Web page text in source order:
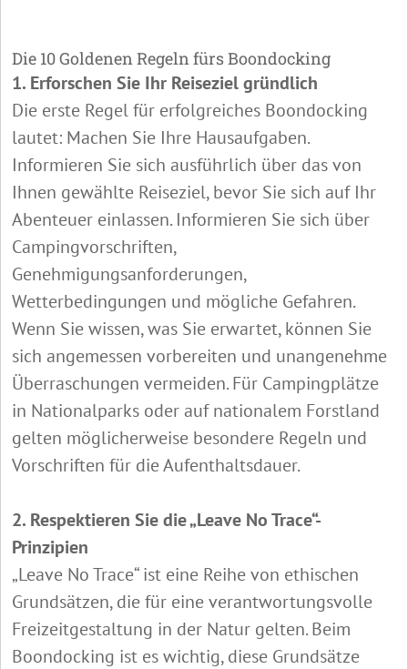
Die 10 Goldenen Regeln fürs Boondocking
1. Erforschen Sie Ihr Reiseziel gründlich
Die erste Regel für erfolgreiches Boondocking
lautet: Machen Sie Ihre Hausaufgaben.
Informieren Sie sich ausführlich über das von
Ihnen gewählte Reiseziel, bevor Sie sich auf Ihr
Abenteuer einlassen. Informieren Sie sich über
Campingvorschriften,
Genehmigungsanforderungen,
Wetterbedingungen und mögliche Gefahren.
Wenn Sie wissen, was Sie erwartet, können Sie
sich angemessen vorbereiten und unangenehme
Überraschungen vermeiden. Für Campingplätze
in Nationalparks oder auf nationalem Forstland
gelten möglicherweise besondere Regeln und
Vorschriften für die Aufenthaltsdauer.
2. Respektieren Sie die „Leave No Trace“-
Prinzipien
„Leave No Trace“ ist eine Reihe von ethischen
Grundsätzen, die für eine verantwortungsvolle
Freizeitgestaltung in der Natur gelten. Beim
Boondocking ist es wichtig, diese Grundsätze